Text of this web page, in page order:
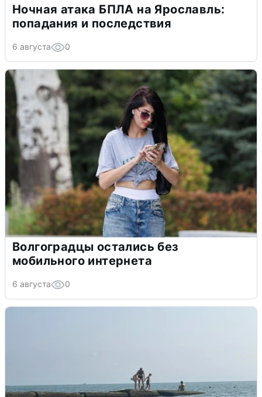
Ночная атака БПЛА на Ярославль:
попадания и последствия
6 августа 0
Волгоградцы остались без
мобильного интернета
6 августа 0